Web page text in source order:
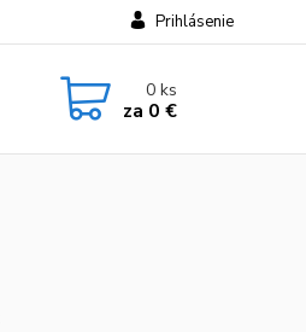
Prihlásenie
0ks
za 0 €